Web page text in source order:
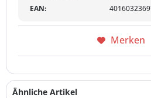
EAN:
Merken
Ähnliche Artikel